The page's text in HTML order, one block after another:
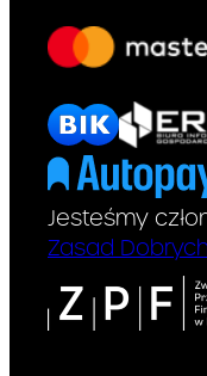
Jesteśmy
Zasad